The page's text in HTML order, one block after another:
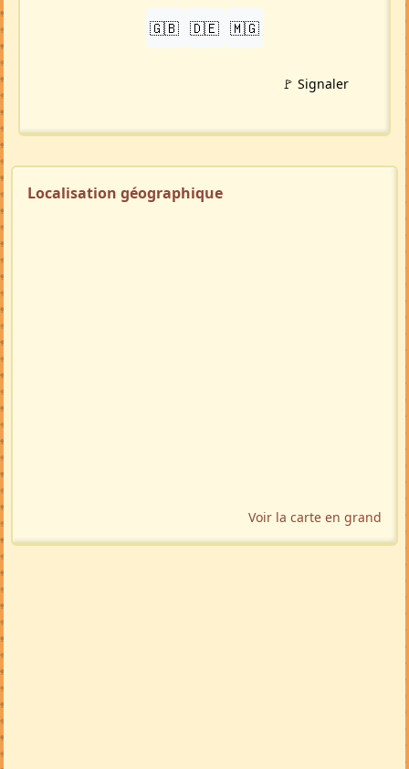
🇬🇧 🇩🇪 🇲🇬
🚩 Signaler
Localisation géographique
Voir la carte en grand